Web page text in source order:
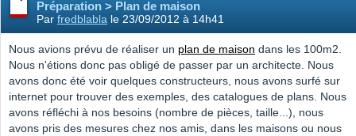
Préparation > Plan de maison
Par fredblabla le 23/09/2012 à 14h41
Nous avions prévu de réaliser un plan de maison dans les 100m2.
Nous n'étions donc pas obligé de passer par un architecte. Nous
avons donc été voir quelques constructeurs, nous avons surfé sur
internet pour trouver des exemples, des catalogues de plans. Nous
avons réfléchi à nos besoins (nombre de pièces, taille...), nous
avons pris des mesures chez nos amis, dans les maisons ou nous